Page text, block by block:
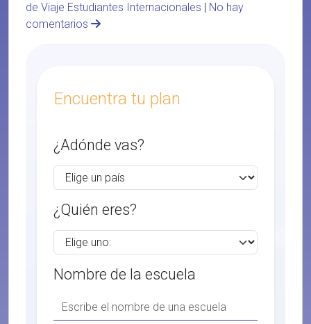
de Viaje Estudiantes Internacionales | No hay
comentarios
Encuentra tu plan
¿Adónde vas?
¿Quién eres?
Nombre de la escuela